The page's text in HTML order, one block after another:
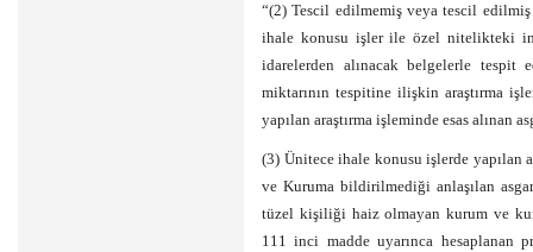
“(2) Tescil edilmemiş veya tescil
ihale konusu işler ile özel nitelikteki
idarelerden alınacak belgelerle
miktarının tespitine ilişkin araştırma
yapılan araştırma işleminde esas alınan
(3) Ünitece ihale konusu işlerde yapılan
ve Kuruma bildirilmediği anlaşılan
tüzel kişiliği haiz olmayan kurum ve
111 inci madde uyarınca hesaplanan